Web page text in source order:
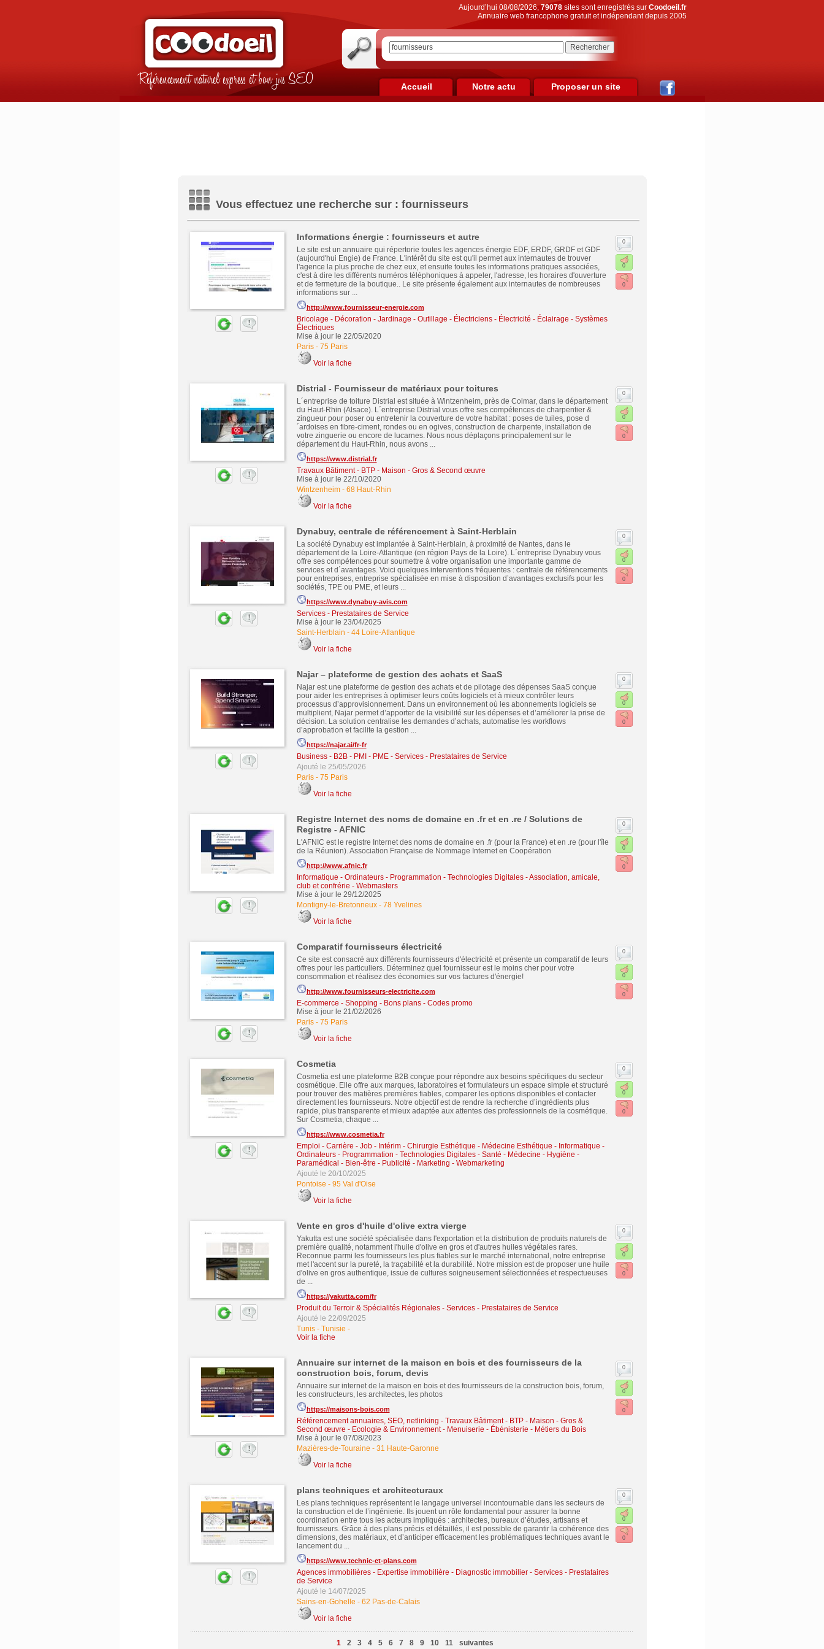
Référencement naturel express et bon jus SEO
Aujourd’hui 08/08/2026,79078sites sont enregistrés sur Coodoeil.fr
Annuaire web francophone gratuit et indépendant depuis 2005
Accueil Notre actu Proposer un site
Vous effectuez une recherche sur : fournisseurs
Informations énergie : fournisseurs et autre
Le site est un annuaire qui répertorie toutes les agences énergie EDF, ERDF, GRDF et GDF
(aujourd'hui Engie) de France. L'intérêt du site est qu'il permet aux internautes de trouver
l'agence la plus proche de chez eux, et ensuite toutes les informations pratiques associées,
c'est à dire les différents numéros téléphoniques à appeler, l'adresse, les horaires d'ouverture
et de fermeture de la boutique.. Le site présente également aux internautes de nombreuses
informations sur ...
http://www.fournisseur-energie.com
Bricolage - Décoration - Jardinage - Outillage - Électriciens - Électricité - Éclairage - Systèmes
Électriques
Mise à jour le 22/05/2020
Paris- 75 Paris
Voir la fiche
0
0
0
Distrial - Fournisseur de matériaux pour toitures
L´entreprise de toiture Distrial est située à Wintzenheim, près de Colmar, dans le département
du Haut-Rhin (Alsace). L´entreprise Distrial vous offre ses compétences de charpentier &
zingueur pour poser ou entretenir la couverture de votre habitat : poses de tuiles, pose d
´ardoises en fibre-ciment, rondes ou en ogives, construction de charpente, installation de
votre zinguerie ou encore de lucarnes. Nous nous déplaçons principalement sur le
département du Haut-Rhin, nous avons ...
https://www.distrial.fr
Travaux Bâtiment - BTP - Maison - Gros & Second œuvre
Mise à jour le 22/10/2020
Wintzenheim- 68 Haut-Rhin
Voir la fiche
0
0
0
Dynabuy, centrale de référencement à Saint-Herblain
La société Dynabuy est implantée à Saint-Herblain, à proximité de Nantes, dans le
département de la Loire-Atlantique (en région Pays de la Loire). L´entreprise Dynabuy vous
offre ses compétences pour soumettre à votre organisation une importante gamme de
services et d´avantages. Voici quelques interventions fréquentes : centrale de référencements
pour entreprises, entreprise spécialisée en mise à disposition d’avantages exclusifs pour les
sociétés, TPE ou PME, et leurs ...
https://www.dynabuy-avis.com
Services - Prestataires de Service
Mise à jour le 23/04/2025
Saint-Herblain - 44 Loire-Atlantique
Voir la fiche
0
0
0
Najar – plateforme de gestion des achats et SaaS
Najar est une plateforme de gestion des achats et de pilotage des dépenses SaaS conçue
pour aider les entreprises à optimiser leurs coûts logiciels et à mieux contrôler leurs
processus d’approvisionnement. Dans un environnement où les abonnements logiciels se
multiplient, Najar permet d’apporter de la visibilité sur les dépenses et d’améliorer la prise de
décision. La solution centralise les demandes d’achats, automatise les workflows
d’approbation et facilite la gestion ...
https://najar.ai/fr-fr
Business - B2B - PMI - PME- Services - Prestataires de Service
Ajouté le 25/05/2026
Paris- 75 Paris
Voir la fiche
0
0
0
Registre Internet des noms de domaine en .fr et en .re / Solutions de
Registre - AFNIC
L'AFNIC est le registre Internet des noms de domaine en .fr (pour la France) et en .re (pour l'île
de la Réunion). Association Française de Nommage Internet en Coopération
http://www.afnic.fr
Informatique - Ordinateurs - Programmation - Technologies Digitales-Association, amicale,
club et confrérie - Webmasters
Mise à jour le 29/12/2025
Montigny-le-Bretonneux- 78 Yvelines
Voir la fiche
0
0
0
Comparatif fournisseurs électricité
Ce site est consacré aux différents fournisseurs d'électricité et présente un comparatif de leurs
offres pour les particuliers. Déterminez quel fournisseur est le moins cher pour votre
consommation et réalisez des économies sur vos factures d'énergie!
http://www.fournisseurs-electricite.com
E-commerce - Shopping - Bons plans - Codes promo
Mise à jour le 21/02/2026
Paris- 75 Paris
Voir la fiche
0
0
0
Cosmetia
Cosmetia est une plateforme B2B conçue pour répondre aux besoins spécifiques du secteur
cosmétique. Elle offre aux marques, laboratoires et formulateurs un espace simple et structuré
pour trouver des matières premières fiables, comparer les options disponibles et contacter
directement les fournisseurs. Notre objectif est de rendre la recherche d’ingrédients plus
rapide, plus transparente et mieux adaptée aux attentes des professionnels de la cosmétique.
Sur Cosmetia, chaque ...
https://www.cosmetia.fr
Emploi - Carrière - Job - Intérim- Chirurgie Esthétique - Médecine Esthétique - Informatique -
Ordinateurs - Programmation - Technologies Digitales- Santé - Médecine - Hygiène -
Paramédical - Bien-être - Publicité - Marketing - Webmarketing
Ajouté le 20/10/2025
Pontoise - 95 Val d'Oise
Voir la fiche
0
0
0
Vente en gros d'huile d'olive extra vierge
Yakutta est une société spécialisée dans l'exportation et la distribution de produits naturels de
première qualité, notamment l'huile d'olive en gros et d'autres huiles végétales rares.
Reconnue parmi les fournisseurs les plus fiables sur le marché international, notre entreprise
met l'accent sur la pureté, la traçabilité et la durabilité. Notre mission est de proposer une huile
d'olive en gros authentique, issue de cultures soigneusement sélectionnées et respectueuses
de ...
https://yakutta.com/fr
Produit du Terroir & Spécialités Régionales- Services - Prestataires de Service
Ajouté le 22/09/2025
Tunis - Tunisie -
Voir la fiche
0
0
0
Annuaire sur internet de la maison en bois et des fournisseurs de la
construction bois, forum, devis
Annuaire sur internet de la maison en bois et des fournisseurs de la construction bois, forum,
les constructeurs, les architectes, les photos
https://maisons-bois.com
Référencement annuaires, SEO, netlinking - Travaux Bâtiment - BTP - Maison - Gros &
Second œuvre - Ecologie & Environnement- Menuiserie - Ébénisterie - Métiers du Bois
Mise à jour le 07/08/2023
Mazières-de-Touraine - 31 Haute-Garonne
Voir la fiche
0
0
0
plans techniques et architecturaux
Les plans techniques représentent le langage universel incontournable dans les secteurs de
la construction et de l’ingénierie. Ils jouent un rôle fondamental pour assurer la bonne
coordination entre tous les acteurs impliqués : architectes, bureaux d’études, artisans et
fournisseurs. Grâce à des plans précis et détaillés, il est possible de garantir la cohérence des
dimensions, des matériaux, et d’anticiper efficacement les problématiques techniques avant le
lancement du ...
https://www.technic-et-plans.com
Agences immobilières - Expertise immobilière - Diagnostic immobilier- Services - Prestataires
de Service
Ajouté le 14/07/2025
Sains-en-Gohelle - 62 Pas-de-Calais
Voir la fiche
0
0
0
1 2 3 4 5 6 7 8 9 10 11 suivantes